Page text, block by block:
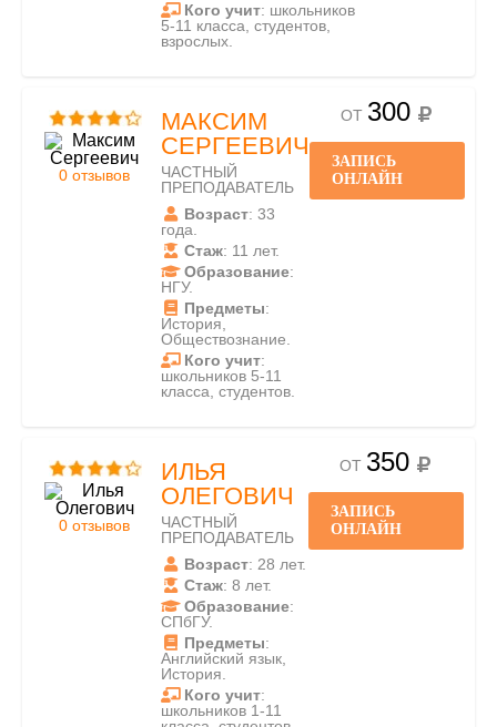
Кого учит: школьников
5-11 класса, студентов,
взрослых.
0 отзывов
МАКСИМ
СЕРГЕЕВИЧ
ЧАСТНЫЙ
ПРЕПОДАВАТЕЛЬ
Возраст: 33
года.
Стаж: 11 лет.
Образование:
НГУ.
Предметы:
История,
Обществознание.
Кого учит:
школьников 5-11
класса, студентов.
ОТ 300
ЗАПИСЬ
ОНЛАЙН
0 отзывов
ИЛЬЯ
ОЛЕГОВИЧ
ЧАСТНЫЙ
ПРЕПОДАВАТЕЛЬ
Возраст: 28 лет.
Стаж: 8 лет.
Образование:
СПбГУ.
Предметы:
Английский язык,
История.
Кого учит:
школьников 1-11
ОТ 350
ЗАПИСЬ
ОНЛАЙН